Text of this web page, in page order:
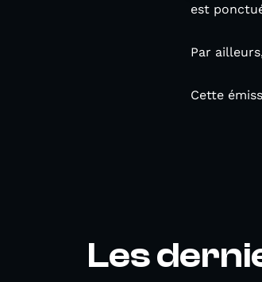
est
Par
Cette
Les